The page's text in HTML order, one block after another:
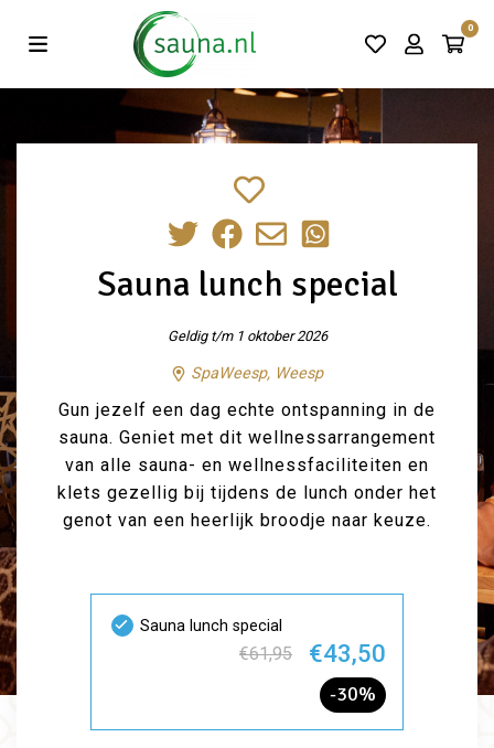
0
Vind de beste acties in één klik!
Sauna lunch special
Geldig t/m 1 oktober 2026
SpaWeesp, Weesp
Gun jezelf een dag echte ontspanning in de
sauna. Geniet met dit wellnessarrangement
van alle sauna- en wellnessfaciliteiten en
klets gezellig bij tijdens de lunch onder het
genot van een heerlijk broodje naar keuze.
Sauna lunch special
€61,95 €43,50
-30%